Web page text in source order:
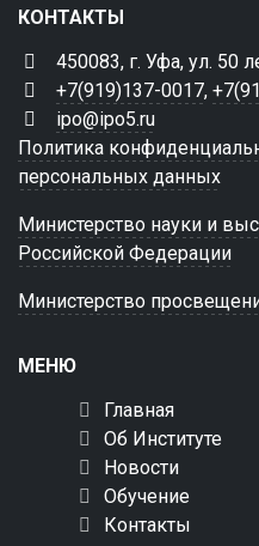
КОНТАКТЫ
450083, г. Уфа, ул. 50
+7(919)137-0017,
ipo@ipo5.ru
Политика
персональных данных
Министерство науки и
Российской Федерации
Министерство
МЕНЮ
Главная
Об Институте
Новости
Обучение
Контакты